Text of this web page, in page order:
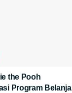
the Pooh
Program Belanja